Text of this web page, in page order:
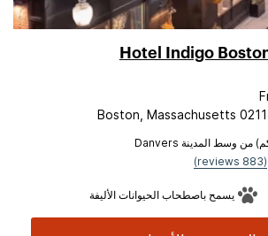
Hotel Indigo
Boston, Massachusetts
(883 reviews)
يسمح باصطحاب الحيوانات الأليفة